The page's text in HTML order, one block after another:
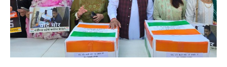
2 City uday August 6, 2026
सोलर एनर्जी वेंडर्स एसोसिएशन (सेवा) ने पंजाब में सौर
परियोजनाओं की बाधाओं को दूर करने के लिए पीएसपीसीएल
और एमएनआरई के उच्च अधिकारियों से की मुलाकात
City uday August 6, 2026